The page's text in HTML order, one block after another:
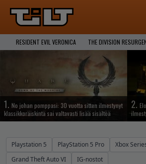
RESIDENT EVIL VERONICA THE DIVISION
1. No johan pomppasi: 30 vuotta sitten ilmestynyt
klassikkoräiskintä sai valtavasti lisää sisältöä
2.
Playstation 5 PlayStation 5 Pro Xbox
Grand Theft Auto VI
IG-nostot